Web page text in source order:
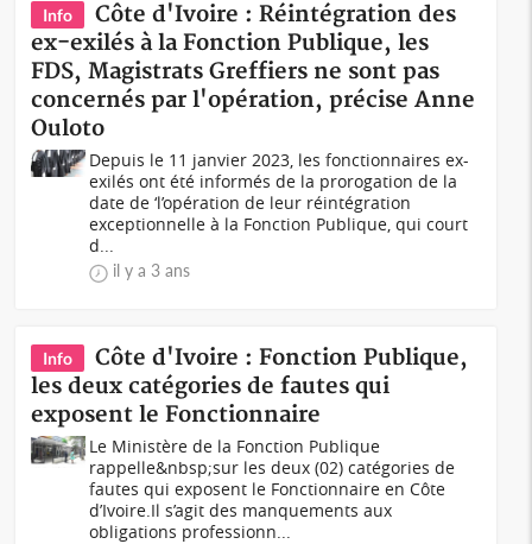
Info
Côte d'Ivoire : Réintégration des
ex-exilés à la Fonction Publique, les
FDS, Magistrats Greffiers ne sont pas
concernés par l'opération, précise Anne
Ouloto
Depuis le 11 janvier 2023, les fonctionnaires ex-
exilés ont été informés de la prorogation de la
date de ‘l’opération de leur réintégration
exceptionnelle à la Fonction Publique, qui court
d...
il y a 3 ans
Info
Côte d'Ivoire : Fonction Publique,
les deux catégories de fautes qui
exposent le Fonctionnaire
Le Ministère de la Fonction Publique
rappelle&nbsp;sur les deux (02) catégories de
fautes qui exposent le Fonctionnaire en Côte
d’Ivoire.Il s’agit des manquements aux
obligations professionn...